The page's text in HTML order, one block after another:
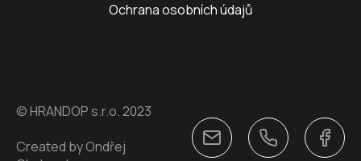
Ochrana osobních údajů
© HRANDOP s.r.o. 2023
Created by Ondřej